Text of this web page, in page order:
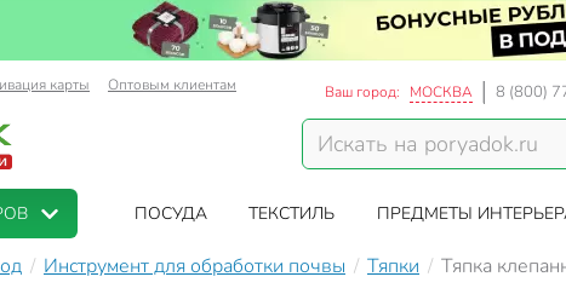
карты Оптовым клиентам Ваш город: МОСКВА 8 (800)
ПОСУДА ТЕКСТИЛЬ ПРЕДМЕТЫ
Инструмент для обработки почвы Тяпки Тяпка